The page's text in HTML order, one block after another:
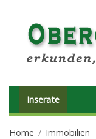
Inserate
Home Immobilien